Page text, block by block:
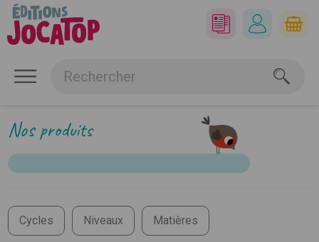
Nos produits
Cycles Niveaux Matières